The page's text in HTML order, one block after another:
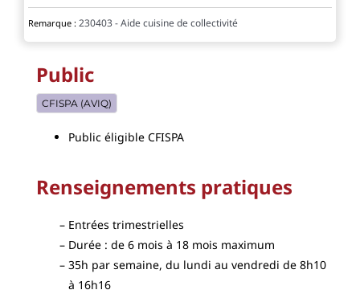
Remarque : 230403 - Aide cuisine de collectivité
Public
CFISPA (AVIQ)
Public éligible CFISPA
Renseignements pratiques
Entrées trimestrielles
Durée : de 6 mois à 18 mois maximum
35h par semaine, du lundi au vendredi de 8h10
à 16h16